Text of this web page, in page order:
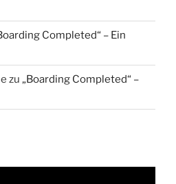
Completed“ – Ein
zu „Boarding Completed“ –